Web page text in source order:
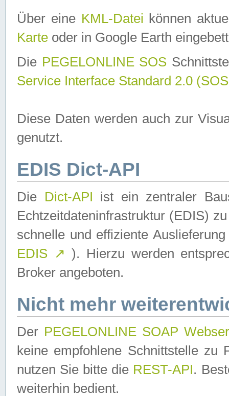
Über eine KML-Datei können
Karte oder in Google Earth
Die PEGELONLINE SOS
Service Interface Standard 2.0
Diese Daten werden auch zur
genutzt.
EDIS Dict-API
Die Dict-API ist ein zentraler
Echtzeitdateninfrastruktur (EDIS)
schnelle und effiziente
EDIS ↗ ). Hierzu werden
Broker angeboten.
Nicht mehr
Der PEGELONLINE SOAP
keine empfohlene Schnittstelle zu
nutzen Sie bitte die REST-API.
weiterhin bedient.